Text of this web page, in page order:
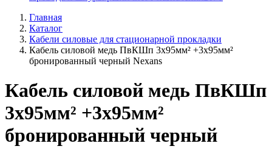
Главная
Каталог
Кабели силовые для стационарной прокладки
Кабель силовой медь ПвКШп 3x95мм² +3x95мм²
бронированный черный Nexans
Кабель силовой медь ПвКШп
3x95мм² +3x95мм²
бронированный черный